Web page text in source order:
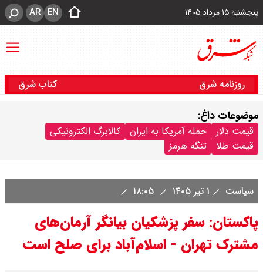
پنجشنبه ۱۵ مرداد ۱۴۰۵ EN
AR
روزنامه شرق کتاب شرق
موضوعات داغ:
قیمت دلار حمله آمریکا به ایران
کالابرگ الکترونیکی
قیمت طلا
تنگه هرمز
سیاست ۱ تیر ۱۴۰۵
پاکستان: سفر پزشکیان بیانگر آرمان‌های
مشترک تهران - اسلام‌آباد برای صلح است